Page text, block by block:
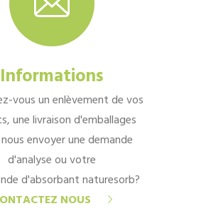
Informations
vous un enlèvement de vos
une livraison d'emballages
envoyer une demande
d'analyse ou votre
d'absorbant naturesorb?
NOUS